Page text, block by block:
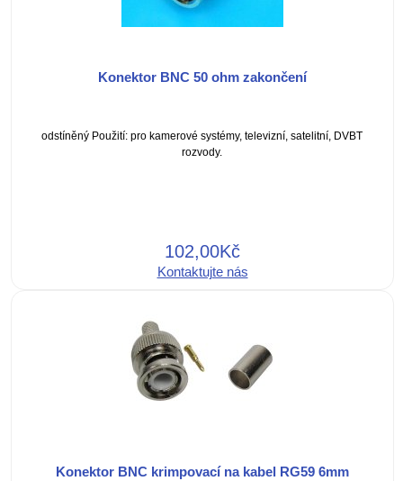
Konektor BNC 50 ohm zakončení
odstíněný Použití: pro kamerové systémy, televizní, satelitní, DVBT
rozvody.
102,00Kč
Kontaktujte nás
Konektor BNC krimpovací na kabel RG59 6mm